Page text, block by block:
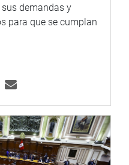
compromiso serán
el cumplimiento de esta
de Equilibrio Financiero
público estèn
el déficit, en perjuicio de
las reglas para la
permitan mantener la
demandas y
para que se cumplan